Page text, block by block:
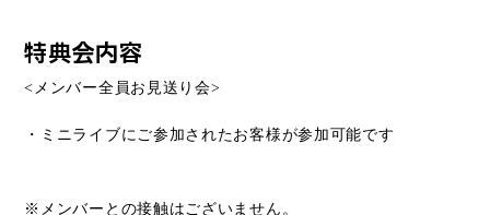
特典会内容
< メンバー全員お見送り会>
・ミニライブにご参加されたお客様が参加可能です
※メンバーとの接触はございません。